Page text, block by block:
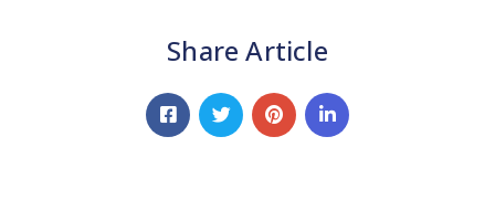
Share Article